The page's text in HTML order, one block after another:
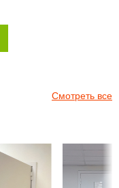
Смотреть все